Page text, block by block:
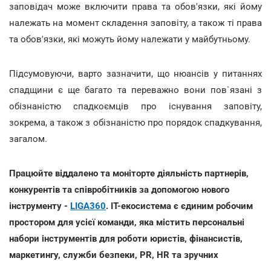
заповідач може включити права та обов'язки, які йому
належать на момент складення заповіту, а також ті права
та обов'язки, які можуть йому належати у майбутньому.
Підсумовуючи, варто зазначити, що нюансів у питаннях
спадщини є ще багато та переважно вони пов`язані з
обізнаністю спадкоємців про існування заповіту,
зокрема, а також з обізнаністю про порядок спадкування,
загалом.
Працюйте віддалено та моніторте діяльність партнерів,
конкурентів та співробітників за допомогою нового
інструменту - LIGA360. IT-екосистема є єдиним робочим
простором для усієї команди, яка містить персональні
набори інструментів для роботи юристів, фінансистів,
маркетингу, служби безпеки, PR, HR та зручних